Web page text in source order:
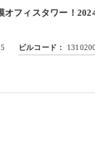
オフィスタワー！
ビルコード：